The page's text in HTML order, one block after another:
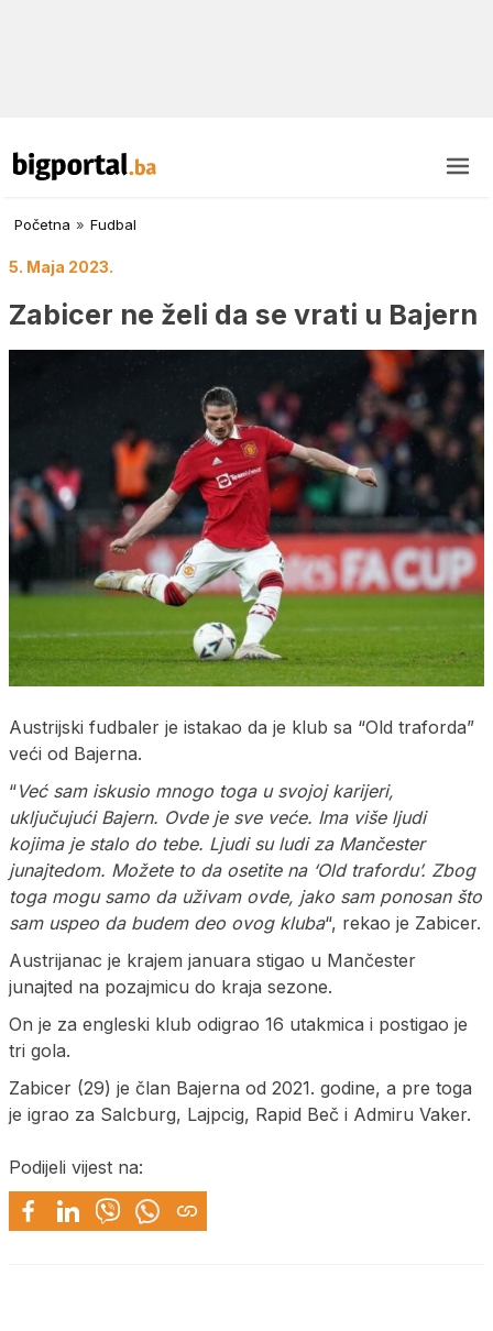
Početna » Fudbal
5. Maja 2023.
Zabicer ne želi da se vrati u Bajern
Austrijski fudbaler je istakao da je klub sa “Old traforda”
veći od Bajerna.
“Već sam iskusio mnogo toga u svojoj karijeri,
uključujući Bajern. Ovde je sve veće. Ima više ljudi
kojima je stalo do tebe. Ljudi su ludi za Mančester
junajtedom. Možete to da osetite na ‘Old trafordu’. Zbog
toga mogu samo da uživam ovde, jako sam ponosan što
sam uspeo da budem deo ovog kluba“, rekao je Zabicer.
Austrijanac je krajem januara stigao u Mančester
junajted na pozajmicu do kraja sezone.
On je za engleski klub odigrao 16 utakmica i postigao je
tri gola.
Zabicer (29) je član Bajerna od 2021. godine, a pre toga
je igrao za Salcburg, Lajpcig, Rapid Beč i Admiru Vaker.
Podijeli vijest na: